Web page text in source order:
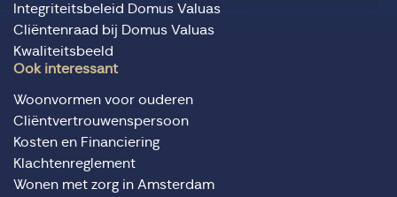
Integriteitsbeleid Domus Valuas
Cliëntenraad bij Domus Valuas
Kwaliteitsbeeld
Ook interessant
Woonvormen voor ouderen
Cliëntvertrouwenspersoon
Kosten en Financiering
Klachtenreglement
Wonen met zorg in Amsterdam